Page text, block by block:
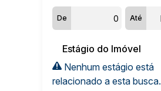
De Até
Estágio do Imóvel
Nenhum estágio está
relacionado a esta busca.